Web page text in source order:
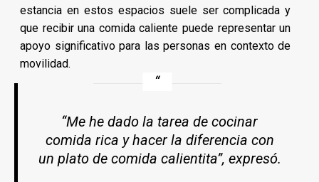
estancia en estos espacios suele ser complicada y
que recibir una comida caliente puede representar un
apoyo significativo para las personas en contexto de
movilidad.
“Me he dado la tarea de cocinar
comida rica y hacer la diferencia con
un plato de comida calientita”, expresó.